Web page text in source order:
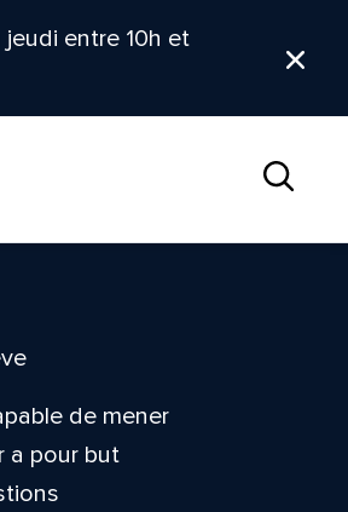
entre 10h et
de mener
a pour but